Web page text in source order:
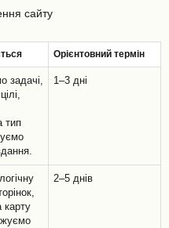
сайту
Орієнтовний термін
задачі,
тип
1–3 дні
карту
2–5 днів